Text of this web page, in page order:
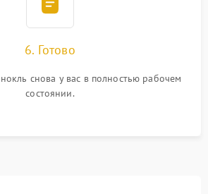
6. Готово
снова у вас в полностью рабочем
состоянии.